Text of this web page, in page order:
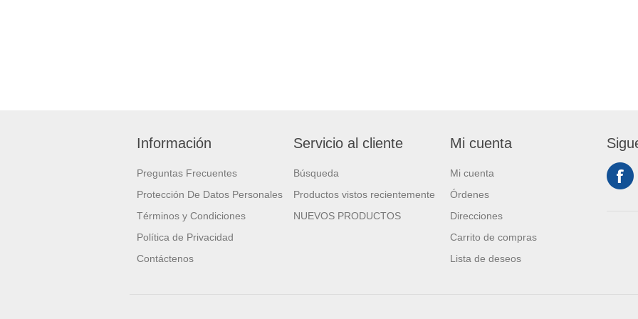
Información
Preguntas Frecuentes
Protección De Datos Personales
Términos y Condiciones
Política de Privacidad
Contáctenos
Servicio al cliente
Búsqueda
Productos vistos recientemente
NUEVOS PRODUCTOS
Mi cuenta
Mi cuenta
Órdenes
Direcciones
Carrito de compras
Lista de deseos